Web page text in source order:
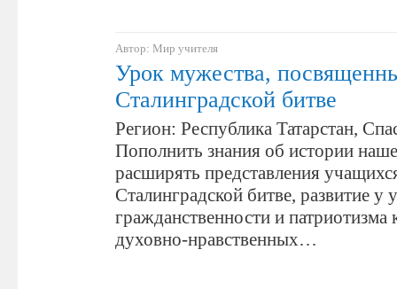
Автор: Мир учителя
Урок мужества,
Сталинградской битве
Регион: Республика Татарстан,
Пополнить знания об истории
расширять представления
Сталинградской битве, развитие у
гражданственности и
духовно-нравственных…